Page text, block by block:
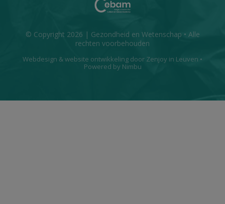
© Copyright 2026 | Gezondheid en Wetenschap • Alle
rechten voorbehouden
Webdesign &website ontwikkeling door Zenjoy in Leuven •
Powered by Nimbu